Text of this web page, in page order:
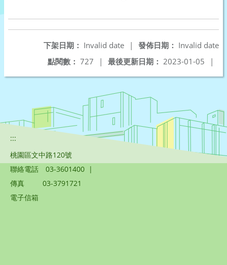
發佈日期： Invalid date
下架日期： Invalid date
|
最後更新日期： 2023-01-05 |
點閱數： 727 |
:::
桃園區文中路120號
聯絡電話
03-3601400 |
傳真
03-3791721
電子信箱